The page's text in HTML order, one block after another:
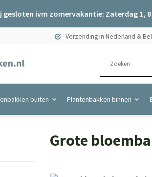
gesloten ivm zomervakantie: Zaterdag 1,
Verzending in Nederland &
buiten Plantenbakken binnen
Grote